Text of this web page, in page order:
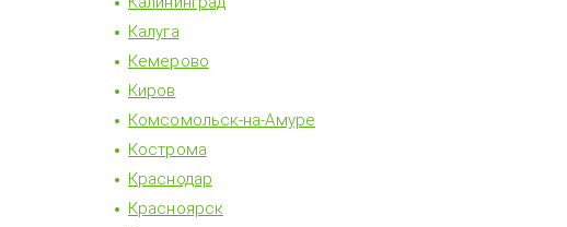
Калуга
Кемерово
Киров
Комсомольск-на-Амуре
Кострома
Краснодар
Красноярск